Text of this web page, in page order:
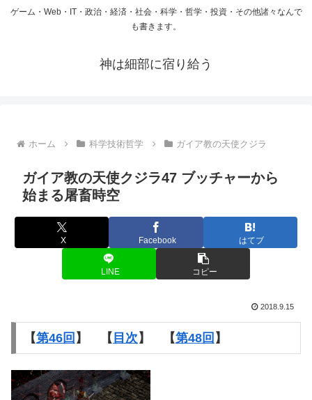
ゲーム・Web・IT・政治・経済・社会・科学・哲学・投資・その他諸々なんで
も書きます。
神は細部に宿り給う
ホーム 科学技術哲学 ガイア教の天使クジラ
ガイア教の天使クジラ47 ブッチャーから
始まる屠畜時空
X Facebook はてブ
LINE コピー
2018.9.15
【第46回 】 【 目次 】 【第48回 】